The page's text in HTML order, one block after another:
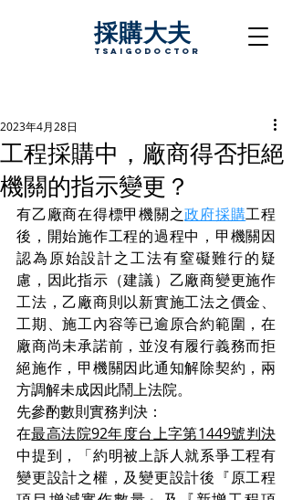
採購大夫
TsaigoDoctor
工程採購中，廠商得否拒絕
機關的指示變更？
2023年4月28日
有乙廠商在得標甲機關之政府採購工程
後，開始施作工程的過程中，甲機關因
認為原始設計之工法有窒礙難行的疑
慮，因此指示（建議）乙廠商變更施作
工法，乙廠商則以新實施工法之價金、
工期、施工內容等已逾原合約範圍，在
廠商尚未承諾前，並沒有履行義務而拒
絕施作，甲機關因此通知解除契約，兩
方調解未成因此鬧上法院。
先參酌數則實務判決：
在最高法院92年度台上字第1449號判決
中提到，「約明被上訴人就系爭工程有
變更設計之權，及變更設計後『原工程